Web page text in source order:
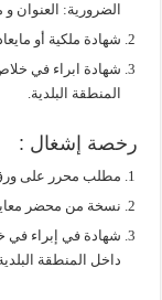
الضرورية: العنوان
شهادة ملكية أو
شهادة ابراء في
المنطقة البلدية.
رخصة إشغال :
مطلب محرر على
نسخة من محضر
شهادة في إبراء في
داخل المنطقة